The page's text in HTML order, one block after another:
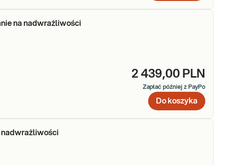
dedykowane wegetarianom. Zasadność wykonania badań należy
na nadwrażliwości
2 439,00 PLN
Zapłać później z PayPo
Do koszyka
nadwrażliwości